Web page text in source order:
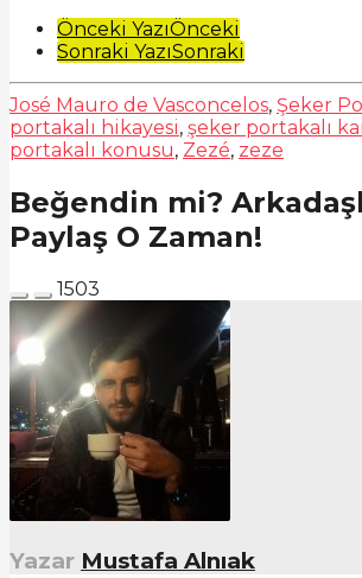
Post
Pagination
Önceki YazıÖnceki
Sonraki YazıSonraki
José Mauro de Vasconcelos, Şeker
portakalı hikayesi, şeker portakalı
portakalı konusu, Zezé, zeze
Beğendin mi?
Paylaş O Zaman!
1503
Yazar Mustafa Alnıak